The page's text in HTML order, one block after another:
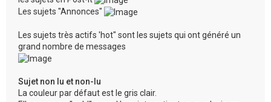
Les sujets "Annonces"
Les sujets très actifs 'hot" sont les sujets qui ont généré un
grand nombre de messages
Sujet non lu et non-lu
La couleur par défaut est le gris clair.